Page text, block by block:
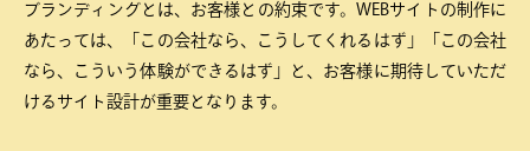
ブランディングとは、お客様との約束です。WEBサイトの制作に
あたっては、「この会社なら、こうしてくれるはず」「この会社
なら、こういう体験ができるはず」と、お客様に期待していただ
けるサイト設計が重要となります。